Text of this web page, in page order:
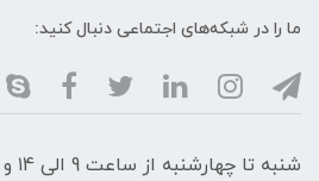
ما را در شبکه‌های اجتماعی دنبال کنید: